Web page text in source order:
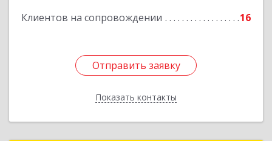
Клиентов на сопровождении 16
Отправить заявку
Показать контакты
Отправить заявку
Назад